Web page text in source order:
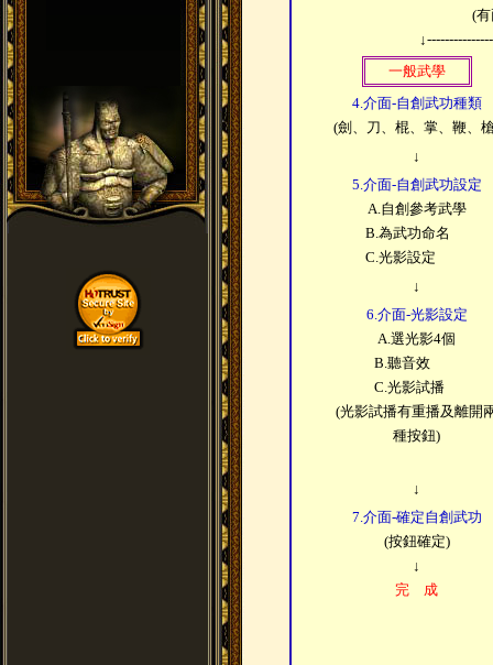
(
一般武學
4.介面-自創武功種類
(劍、刀、棍、掌、鞭、
↓
5.介面-自創武功設定
A.自創參考武學
B.為武功命名
C.光影設定
↓
6.介面-光影設定
A.選光影4個
B.聽音效
C.光影試播
(光影試播有重播及離開
種按鈕)
↓
7.介面-確定自創武功
(按鈕確定)
↓
完 成